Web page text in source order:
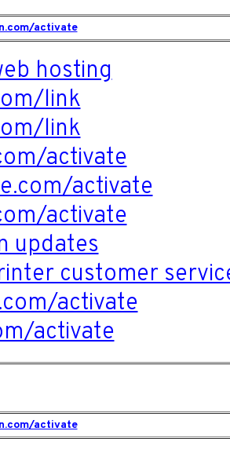
activate
hosting
link
link
activate
activate
activate
updates
customer
activate
activate
activate